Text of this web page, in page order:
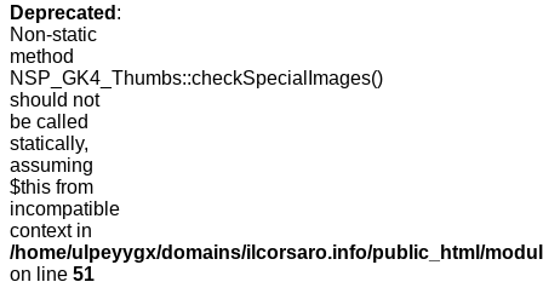
Deprecated :
Non-static
method
NSP_GK4_Thumbs::checkSpecialImages()
should not
be called
statically,
assuming
$this from
incompatible
context in
/home/ulpeyygx/domains/ilcorsaro.info/public_html/
on line 51